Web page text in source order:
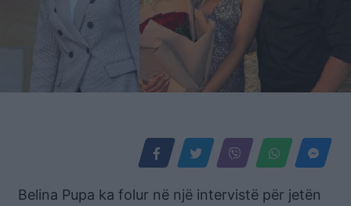
Belina Pupa ka folur në një intervistë për jetën